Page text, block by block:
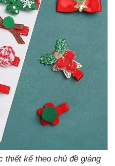
thiết kế theo chủ đề giáng